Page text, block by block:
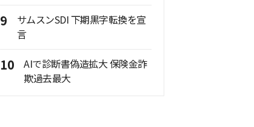
9
サムスンSDI 下期黒字転換を宣
言
10
AIで診断書偽造拡大 保険金詐
欺過去最大